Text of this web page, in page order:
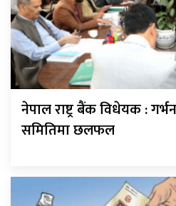
नेपाल राष्ट्र बैंक विधेयक :
समितिमा छलफल